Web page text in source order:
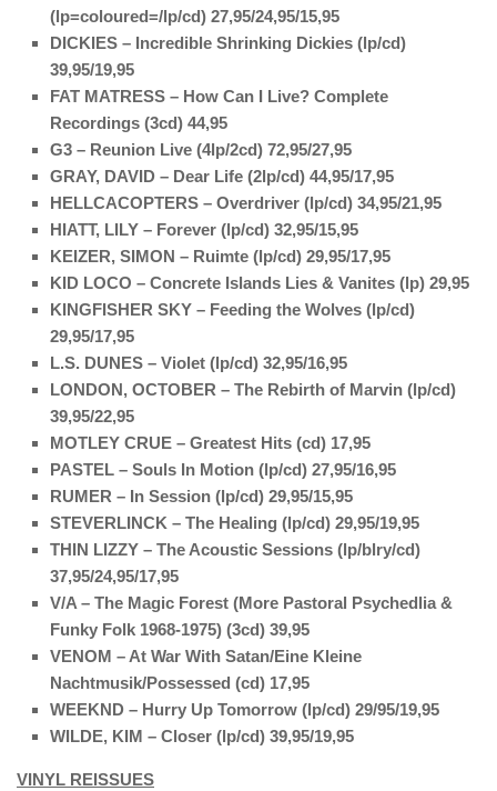
(lp=coloured=/lp/cd) 27,95/24,95/15,95
DICKIES – Incredible Shrinking Dickies (lp/cd)
39,95/19,95
FAT MATRESS – How Can I Live? Complete
Recordings (3cd) 44,95
G3 – Reunion Live (4lp/2cd) 72,95/27,95
GRAY, DAVID – Dear Life (2lp/cd) 44,95/17,95
HELLCACOPTERS – Overdriver (lp/cd) 34,95/21,95
HIATT, LILY – Forever (lp/cd) 32,95/15,95
KEIZER, SIMON – Ruimte (lp/cd) 29,95/17,95
KID LOCO – Concrete Islands Lies & Vanites (lp) 29,95
KINGFISHER SKY – Feeding the Wolves (lp/cd)
29,95/17,95
L.S. DUNES – Violet (lp/cd) 32,95/16,95
LONDON, OCTOBER – The Rebirth of Marvin (lp/cd)
39,95/22,95
MOTLEY CRUE – Greatest Hits (cd) 17,95
PASTEL – Souls In Motion (lp/cd) 27,95/16,95
RUMER – In Session (lp/cd) 29,95/15,95
STEVERLINCK – The Healing (lp/cd) 29,95/19,95
THIN LIZZY – The Acoustic Sessions (lp/blry/cd)
37,95/24,95/17,95
V/A – The Magic Forest (More Pastoral Psychedlia &
Funky Folk 1968-1975) (3cd) 39,95
VENOM – At War With Satan/Eine Kleine
Nachtmusik/Possessed (cd) 17,95
WEEKND – Hurry Up Tomorrow (lp/cd) 29/95/19,95
WILDE, KIM – Closer (lp/cd) 39,95/19,95
VINYL REISSUES